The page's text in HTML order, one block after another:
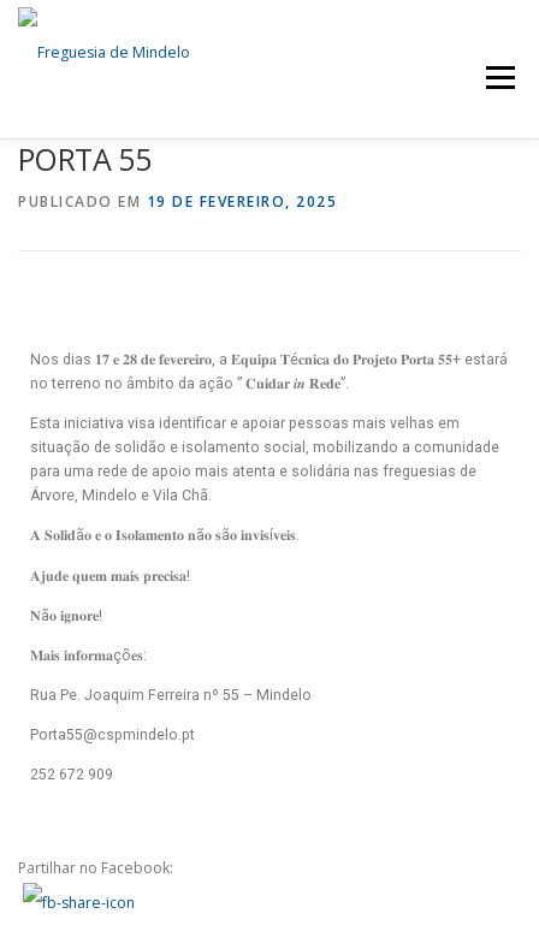
Menu
FREGUESIA
PORTA 55
PUBLICADO EM 19 DE FEVEREIRO, 2025
Nos dias 𝟏𝟕 𝐞 𝟐𝟖 𝐝𝐞 𝐟𝐞𝐯𝐞𝐫𝐞𝐢𝐫𝐨, a 𝐄𝐪𝐮𝐢𝐩𝐚 𝐓é𝐜𝐧𝐢𝐜𝐚 𝐝𝐨 𝐏𝐫𝐨𝐣𝐞𝐭𝐨 𝐏𝐨𝐫𝐭𝐚 𝟓𝟓+ estará
no terreno no âmbito da ação ” 𝐂𝐮𝐢𝐝𝐚𝐫 𝒊𝒏 𝐑𝐞𝐝𝐞”.
Esta iniciativa visa identificar e apoiar pessoas mais velhas em
situação de solidão e isolamento social, mobilizando a comunidade
para uma rede de apoio mais atenta e solidária nas freguesias de
Árvore, Mindelo e Vila Chã.
𝐀 𝐒𝐨𝐥𝐢𝐝ã𝐨 𝐞 𝐨 𝐈𝐬𝐨𝐥𝐚𝐦𝐞𝐧𝐭𝐨 𝐧ã𝐨 𝐬ã𝐨 𝐢𝐧𝐯𝐢𝐬í𝐯𝐞𝐢𝐬.
𝐀𝐣𝐮𝐝𝐞 𝐪𝐮𝐞𝐦 𝐦𝐚𝐢𝐬 𝐩𝐫𝐞𝐜𝐢𝐬𝐚!
𝐍ã𝐨 𝐢𝐠𝐧𝐨𝐫𝐞!
𝐌𝐚𝐢𝐬 𝐢𝐧𝐟𝐨𝐫𝐦𝐚çõ𝐞𝐬:
Rua Pe. Joaquim Ferreira nº 55 – Mindelo
Porta55@cspmindelo.pt
252 672 909
Partilhar no Facebook: